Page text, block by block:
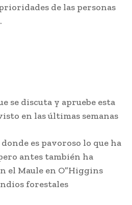
de las personas
se discuta y apruebe esta
en las últimas semanas
es pavoroso lo que ha
antes también ha
el Maule en O”Higgins
forestales